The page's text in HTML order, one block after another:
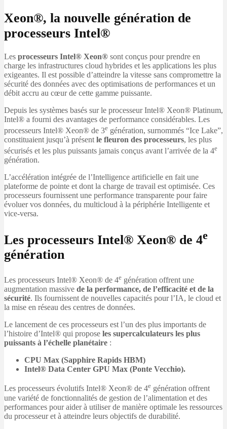
Xeon®, la nouvelle génération de
processeurs Intel®
Les processeurs Intel® Xeon® sont conçus pour prendre en
charge les infrastructures cloud hybrides et les applications les plus
exigeantes. Il est possible d’atteindre la vitesse sans compromettre la
sécurité des données avec des optimisations de performances et un
débit accru au cœur de cette gamme puissante.
Depuis les systèmes basés sur le processeur Intel® Xeon® Platinum,
Intel® a fourni des avantages de performance considérables. Les
processeurs Intel® Xeon® de 3e génération, surnommés “Ice Lake”,
constituaient jusqu’à présent le fleuron des processeurs, les plus
sécurisés et les plus puissants jamais conçus avant l’arrivée de la 4e
génération.
L’accélération intégrée de l’Intelligence artificielle en fait une
plateforme de pointe et dont la charge de travail est optimisée. Ces
processeurs fournissent une performance transparente pour faire
évoluer vos données, du multicloud à la périphérie Intelligente et
vice-versa.
Les processeurs Intel® Xeon® de 4e
génération
Les processeurs Intel® Xeon® de 4e génération offrent une
augmentation massive de la performance, de l’efficacité et de la
sécurité. Ils fournissent de nouvelles capacités pour l’IA, le cloud et
la mise en réseau des centres de données.
Le lancement de ces processeurs est l’un des plus importants de
l’histoire d’Intel® qui propose les supercalculateurs les plus
puissants à l’échelle planétaire :
CPU Max (Sapphire Rapids HBM)
Intel® Data Center GPU Max (Ponte Vecchio).
Les processeurs évolutifs Intel® Xeon® de 4e génération offrent
une variété de fonctionnalités de gestion de l’alimentation et des
performances pour aider à utiliser de manière optimale les ressources
du processeur et à atteindre leurs objectifs de durabilité.